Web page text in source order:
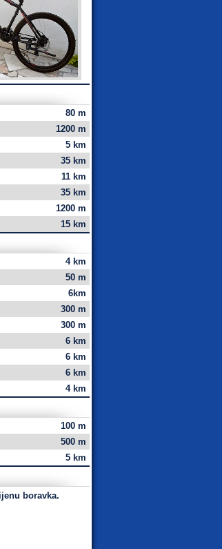
80 m
1200 m
5 km
35 km
11 km
35 km
1200 m
15 km
4 km
50 m
6km
300 m
300 m
6 km
6 km
6 km
4 km
100 m
500 m
5 km
boravka.